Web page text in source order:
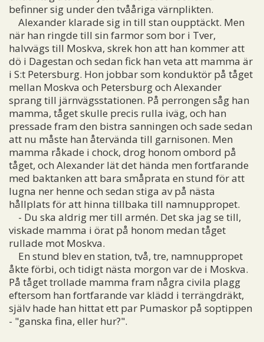
befinner sig under den tvååriga värnplikten.
Alexander klarade sig in till stan oupptäckt. Men
när han ringde till sin farmor som bor i Tver,
halvvägs till Moskva, skrek hon att han kommer att
dö i Dagestan och sedan fick han veta att mamma är
i S:t Petersburg. Hon jobbar som konduktör på tåget
mellan Moskva och Petersburg och Alexander
sprang till järnvägsstationen. På perrongen såg han
mamma, tåget skulle precis rulla iväg, och han
pressade fram den bistra sanningen och sade sedan
att nu måste han återvända till garnisonen. Men
mamma råkade i chock, drog honom ombord på
tåget, och Alexander lät det hända men fortfarande
med baktanken att bara småprata en stund för att
lugna ner henne och sedan stiga av på nästa
hållplats för att hinna tillbaka till namnuppropet.
- Du ska aldrig mer till armén. Det ska jag se till,
viskade mamma i örat på honom medan tåget
rullade mot Moskva.
En stund blev en station, två, tre, namnuppropet
åkte förbi, och tidigt nästa morgon var de i Moskva.
På tåget trollade mamma fram några civila plagg
eftersom han fortfarande var klädd i terrängdräkt,
själv hade han hittat ett par Pumaskor på soptippen
- "ganska fina, eller hur?".